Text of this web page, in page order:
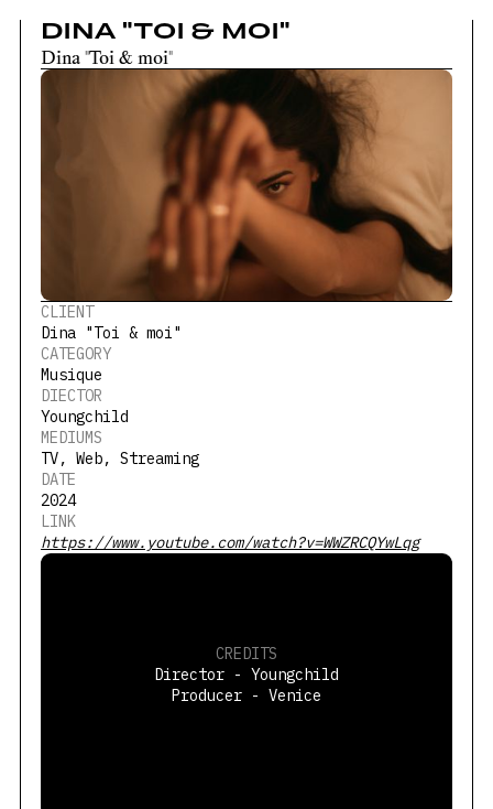
DINA "TOI & MOI"
Dina "Toi & moi"
CLIENT
Dina "Toi & moi"
CATEGORY
Musique
DIECTOR
Youngchild
MEDIUMS
TV, Web, Streaming
DATE
2024
LINK
https://www.youtube.com/watch?v=WWZRCQYwLqg
CREDITS
Director - Youngchild
Producer - Venice